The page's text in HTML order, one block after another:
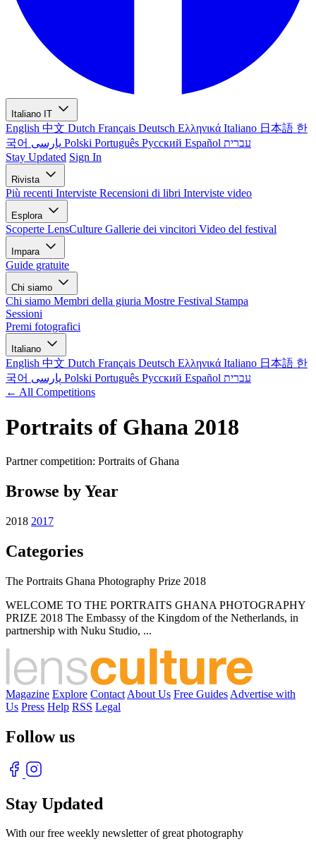
Italiano IT
English 中文 Dutch Français Deutsch Ελληνικά Italiano 日本語 한
국어
Polski Português Русский Español עברית
Stay Updated Sign In
Rivista
Più recenti Interviste Recensioni di libri Interviste video
Esplora
Scoperte LensCulture Gallerie dei vincitori Video del festival
Impara
Guide gratuite
Chi siamo
Chi siamo Membri della giuria Mostre Festival Stampa
Sessioni
Premi fotografici
Italiano
English 中文 Dutch Français Deutsch Ελληνικά Italiano 日本語 한
국어
Polski Português Русский Español עברית
← All Competitions
Portraits of Ghana 2018
Partner competition: Portraits of Ghana
Browse by Year
2018 2017
Categories
The Portraits Ghana Photography Prize 2018
WELCOME TO THE PORTRAITS GHANA PHOTOGRAPHY
PRIZE 2018 The Embassy of the Kingdom of the Netherlands, in
partnership with Nuku Studio, ...
Magazine Explore Contact About Us Free Guides Advertise with
Us Press Help RSS Legal
Follow us
Stay Updated
With our free weekly newsletter of great photography